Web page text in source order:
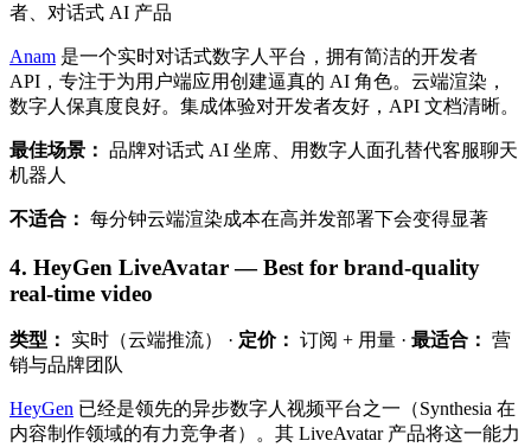
者、对话式 AI 产品
Anam 是一个实时对话式数字人平台，拥有简洁的开发者
API，专注于为用户端应用创建逼真的 AI 角色。云端渲染，
数字人保真度良好。集成体验对开发者友好，API 文档清晰。
最佳场景： 品牌对话式 AI 坐席、用数字人面孔替代客服聊天
机器人
不适合： 每分钟云端渲染成本在高并发部署下会变得显著
4. HeyGen LiveAvatar — Best for brand-quality
real-time video
类型： 实时（云端推流） · 定价： 订阅 + 用量 · 最适合： 营
销与品牌团队
HeyGen 已经是领先的异步数字人视频平台之一（Synthesia 在
内容制作领域的有力竞争者）。其 LiveAvatar 产品将这一能力